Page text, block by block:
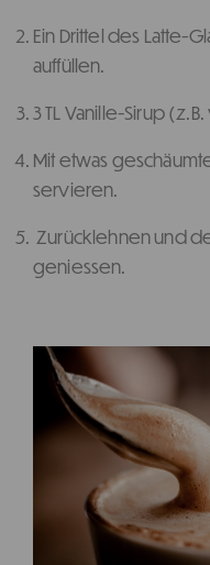
Ein Drittel des Latte-
auffüllen.
3 TL Vanille-Sirup
Mit etwas
servieren.
Zurücklehnen und
geniessen.